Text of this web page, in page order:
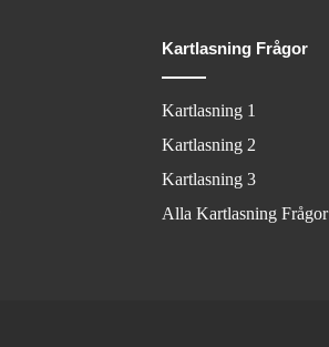
Kartlasning Frågor
Kartlasning 1
Kartlasning 2
Kartlasning 3
Alla Kartlasning Frågor